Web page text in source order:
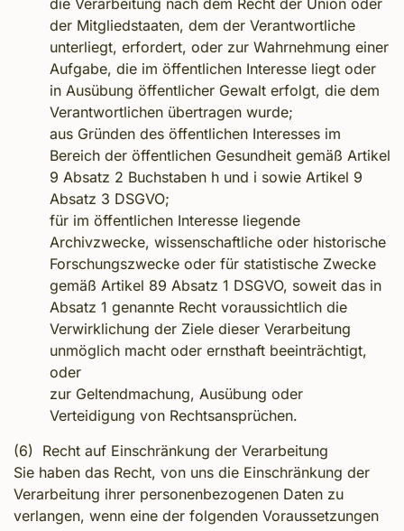
die Verarbeitung nach dem Recht der Union oder
der Mitgliedstaaten, dem der Verantwortliche
unterliegt, erfordert, oder zur Wahrnehmung einer
Aufgabe, die im öffentlichen Interesse liegt oder
in Ausübung öffentlicher Gewalt erfolgt, die dem
Verantwortlichen übertragen wurde;
aus Gründen des öffentlichen Interesses im
Bereich der öffentlichen Gesundheit gemäß Artikel
9 Absatz 2 Buchstaben h und i sowie Artikel 9
Absatz 3 DSGVO;
für im öffentlichen Interesse liegende
Archivzwecke, wissenschaftliche oder historische
Forschungszwecke oder für statistische Zwecke
gemäß Artikel 89 Absatz 1 DSGVO, soweit das in
Absatz 1 genannte Recht voraussichtlich die
Verwirklichung der Ziele dieser Verarbeitung
unmöglich macht oder ernsthaft beeinträchtigt,
oder
zur Geltendmachung, Ausübung oder
Verteidigung von Rechtsansprüchen.
(6) Recht auf Einschränkung der Verarbeitung
Sie haben das Recht, von uns die Einschränkung der
Verarbeitung ihrer personenbezogenen Daten zu
verlangen, wenn eine der folgenden Voraussetzungen